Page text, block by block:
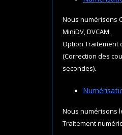
Nous numérisons
MiniDV, DVCAM.
Option Traitement
(Correction des
secondes).
Nous numérisons
Traitement